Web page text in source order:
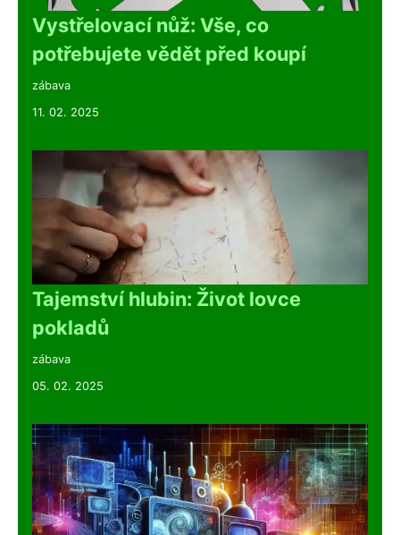
Vystřelovací nůž: Vše, co
potřebujete vědět před koupí
zábava
11. 02. 2025
Tajemství hlubin: Život lovce
pokladů
zábava
05. 02. 2025